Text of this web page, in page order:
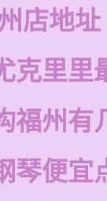
店地址
克里里
福州有
琴便宜